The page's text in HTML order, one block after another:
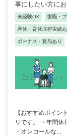
事にしたい方に
未経験OK 復職・
産休・育休取得実績あ
ボーナス・賞与あり
【おすすめポイ
リです。 ・年間休
・オンコールな...